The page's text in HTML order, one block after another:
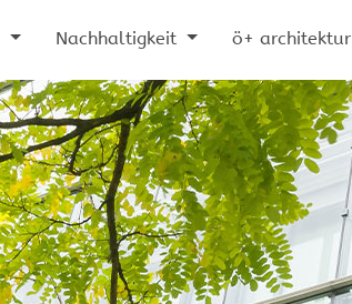
Nachhaltigkeit ö+ architektur